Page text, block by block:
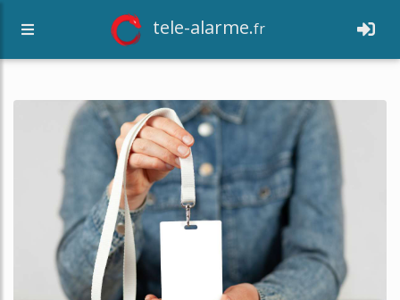
tele-alarme.fr